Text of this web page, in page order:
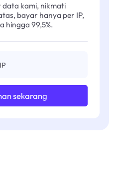
data kami, nikmati
bayar hanya per IP,
hingga 99,5%.
sekarang